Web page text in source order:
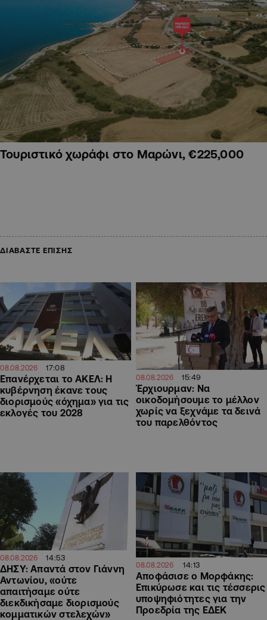
Τουριστικό χωράφι στο Μαρώνι, €225,000
ΔΙΑΒΑΣΤΕ ΕΠΙΣΗΣ
08.08.2026 17:08
Επανέρχεται το ΑΚΕΛ: Η
κυβέρνηση έκανε τους
διορισμούς «όχημα» για τις
εκλογές του 2028
08.08.2026 15:49
Έρχιουρμαν: Να
οικοδομήσουμε το μέλλον
χωρίς να ξεχνάμε τα δεινά
του παρελθόντος
08.08.2026 14:53
ΔΗΣΥ: Απαντά στον Γιάννη
Αντωνίου, «ούτε
απαιτήσαμε ούτε
διεκδικήσαμε διορισμούς
κομματικών στελεχών»
08.08.2026 14:13
Αποφάσισε ο Μορφάκης:
Επικύρωσε και τις τέσσερις
υποψηφιότητες για την
Προεδρία της ΕΔΕΚ